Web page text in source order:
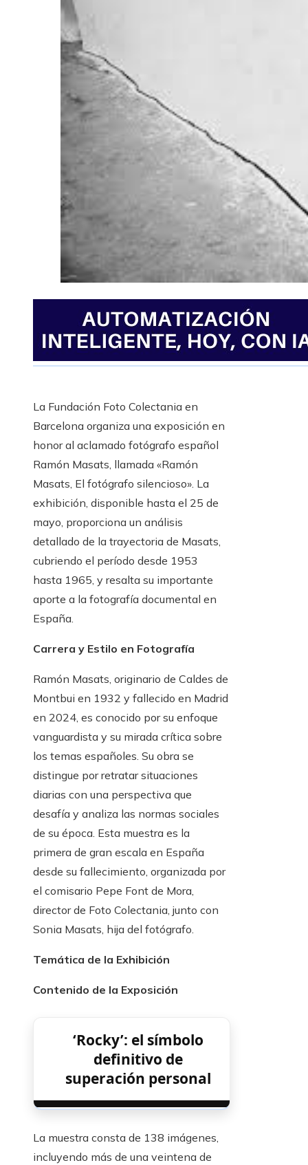
La Fundación Foto Colectania en
Barcelona organiza una exposición en
honor al aclamado fotógrafo español
Ramón Masats, llamada «Ramón
Masats, El fotógrafo silencioso». La
exhibición, disponible hasta el 25 de
mayo, proporciona un análisis
detallado de la trayectoria de Masats,
cubriendo el período desde 1953
hasta 1965, y resalta su importante
aporte a la fotografía documental en
España.
Carrera y Estilo en Fotografía
Ramón Masats, originario de Caldes de
Montbui en 1932 y fallecido en Madrid
en 2024, es conocido por su enfoque
vanguardista y su mirada crítica sobre
los temas españoles. Su obra se
distingue por retratar situaciones
diarias con una perspectiva que
desafía y analiza las normas sociales
de su época. Esta muestra es la
primera de gran escala en España
desde su fallecimiento, organizada por
el comisario Pepe Font de Mora,
director de Foto Colectania, junto con
Sonia Masats, hija del fotógrafo.
Temática de la Exhibición
Contenido de la Exposición
‘Rocky’: el símbolo
definitivo de
superación personal
La muestra consta de 138 imágenes,
incluyendo más de una veintena de